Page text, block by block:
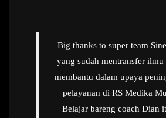
Big thanks to super team
yang sudah mentransfer ilmu
membantu dalam upaya
pelayanan di RS Medika
Belajar bareng coach Dian